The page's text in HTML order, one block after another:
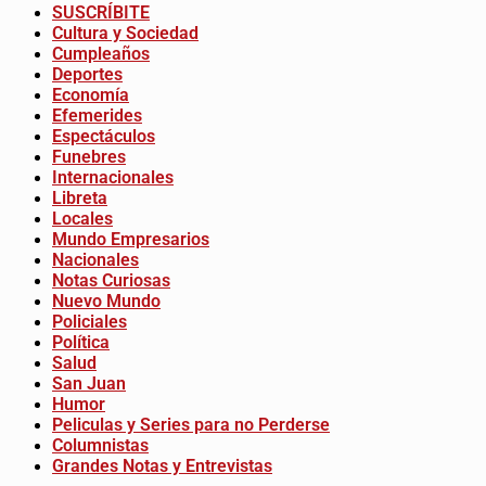
SUSCRÍBITE
Cultura y Sociedad
Cumpleaños
Deportes
Economía
Efemerides
Espectáculos
Funebres
Internacionales
Libreta
Locales
Mundo Empresarios
Nacionales
Notas Curiosas
Nuevo Mundo
Policiales
Política
Salud
San Juan
Humor
Peliculas y Series para no Perderse
Columnistas
Grandes Notas y Entrevistas